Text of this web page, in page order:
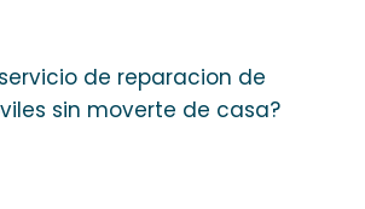
de reparacion de
sin moverte de casa?